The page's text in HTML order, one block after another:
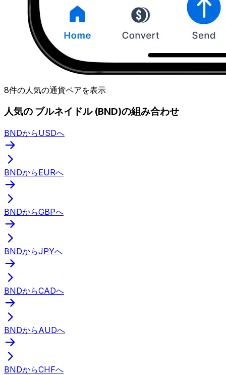
8件の人気の通貨ペアを表示
人気の ブルネイドル (BND)の組み合わせ
BNDからUSDへ
BNDからEURへ
BNDからGBPへ
BNDからJPYへ
BNDからCADへ
BNDからAUDへ
BNDからCHFへ